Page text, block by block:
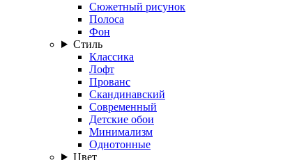
Сюжетный рисунок
Полоса
Фон
Стиль
Классика
Лофт
Прованс
Скандинавский
Современный
Детские обои
Минимализм
Однотонные
Цвет